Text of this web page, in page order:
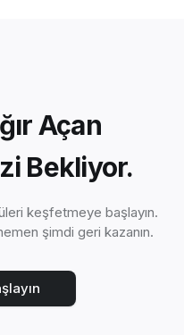
Açan
Bekliyor.
keşfetmeye başlayın.
şimdi geri kazanın.